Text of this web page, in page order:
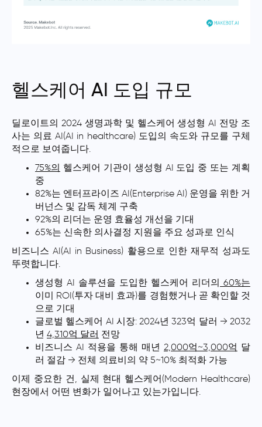
헬스케어 AI 도입 규모
딜로이트의 2024 생명과학 및 헬스케어 생성형 AI 전망 조
사는 의료 AI(AI in healthcare) 도입의 속도와 규모를 구체
적으로 보여줍니다.
75%의
헬스케어 기관이 생성형 AI 도입 중 또는 계획
중
82%는 엔터프라이즈 AI(Enterprise AI) 운영을 위한 거
버넌스 및 감독 체계 구축
92%의 리더는 운영 효율성 개선을 기대
65%는 신속한 의사결정 지원을 주요 성과로 인식
비즈니스 AI(AI in Business) 활용으로 인한 재무적 성과도
뚜렷합니다.
생성형 AI 솔루션을 도입한 헬스케어 리더의
60%는
이미 ROI(투자 대비 효과)를 경험했거나 곧 확인할 것
으로 기대
글로벌 헬스케어 AI 시장: 2024년 323억 달러 → 2032
년 4,310억 달러 전망
비즈니스 AI 적용을 통해 매년 2,000억~3,000억 달
러 절감 → 전체 의료비의 약 5~10% 최적화 가능
이제 중요한 건, 실제 현대 헬스케어(Modern Healthcare)
현장에서 어떤 변화가 일어나고 있는가입니다.